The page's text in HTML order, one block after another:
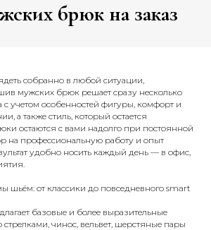
брюк на заказ
собранно в любой ситуации,
мужских брюк решает сразу несколько
с учетом особенностей фигуры, комфорт и
а также стиль, который остается
остаются с вами надолго при постоянной
на профессиональную работу и опыт
удобно носить каждый день — в офис,
шьём: от классики до повседневного smart
базовые и более выразительные
стрелками, чинос, вельвет, шерстяные пары